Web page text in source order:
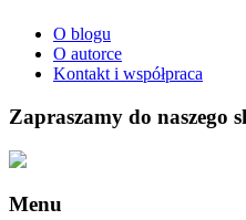
O blogu
O autorce
Kontakt i współpraca
Zapraszamy do naszego
Menu